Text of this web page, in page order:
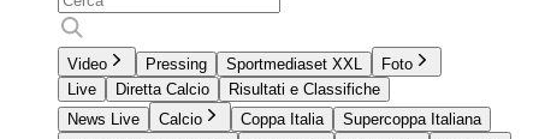
Video Pressing Sportmediaset XXL
Foto
Live
Diretta Calcio
Risultati e Classifiche
News Live
Calcio Coppa Italia
Supercoppa Italiana